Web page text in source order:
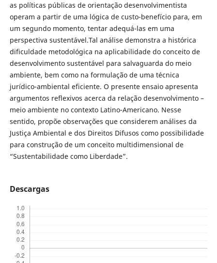
as políticas públicas de orientação desenvolvimentista
operam a partir de uma lógica de custo-benefício para, em
um segundo momento, tentar adequá-las em uma
perspectiva sustentável.Tal análise demonstra a histórica
dificuldade metodológica na aplicabilidade do conceito de
desenvolvimento sustentável para salvaguarda do meio
ambiente, bem como na formulação de uma técnica
jurídico-ambiental eficiente. O presente ensaio apresenta
argumentos reflexivos acerca da relação desenvolvimento –
meio ambiente no contexto Latino-Americano. Nesse
sentido, propõe observações que considerem análises da
Justiça Ambiental e dos Direitos Difusos como possibilidade
para construção de um conceito multidimensional de
“Sustentabilidade como Liberdade”.
Descargas